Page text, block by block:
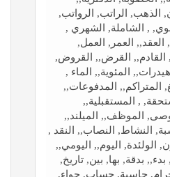
الذهب, الراتب, الرواتب,
, الشاملة, الشهري ,
العقد,, العمر, العمل,
القادم,, القرض,, القروض,
المئوية,, الماء ,
المتراكم,, المدفوعات,,
, المستقبلية,,
الموظف,, الميلند,,
النشاط, النصاب,, النقد ,
الولئدة, اليوم,, اليومي,,
بدء,, بدقة, بها, بين, تاريخ,
حاسبة, حساب, حواء,